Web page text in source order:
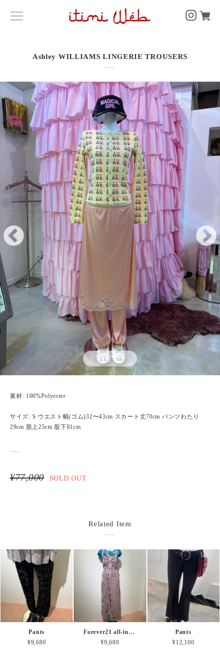
Ashley WILLIAMS LINGERIE TROUSERS
1/7
素材: 100%Polyester
サイズ: S ウエスト幅(ゴム)32〜43cm スカート丈70cm パンツわたり
29cm 股上25cm 股下81cm
¥77,000 SOLD OUT
Related Item
Pants
¥9,680
Forever21 all-in-one
¥9,680
Pants
¥12,100